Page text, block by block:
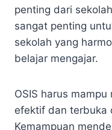
penting dari
sangat penting
sekolah yang
belajar mengajar.
OSIS harus
efektif dan terbuka
Kemampuan